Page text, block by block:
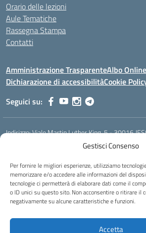
Gestisci Consenso
Per fornire le migliori esperienze, utilizziamo
memorizzare e/o accedere alle informazioni del
tecnologie ci permetterà di elaborare dati come il
o ID unici su questo sito. Non acconsentire o ritirare il
negativamente su alcune caratteristiche e funzioni.
Accetta
Orario delle lezioni
Aule Tematiche
Rassegna Stampa
Contatti
Amministrazione TrasparenteAlbo Online
Dichiarazione di accessibilitàCookie
Seguici su:
Indirizzo:Viale Martin Luther King, 5 - 30016
Email:
Codice fiscale: 93023530277
Codice meccanografico:VERH020008
Codice Indice delle Pubbliche Amministrazioni
Codice unico di fatturazione (CUF): UFBI5A
Istituto professionale di Stato per